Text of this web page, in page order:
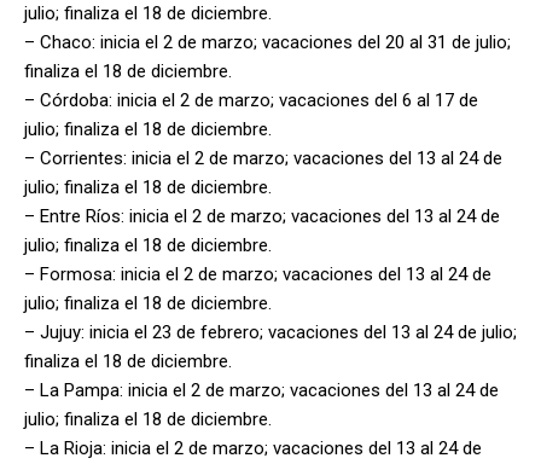
julio; finaliza el 18 de diciembre.
– Chaco: inicia el 2 de marzo; vacaciones del 20 al 31 de julio;
finaliza el 18 de diciembre.
– Córdoba: inicia el 2 de marzo; vacaciones del 6 al 17 de
julio; finaliza el 18 de diciembre.
– Corrientes: inicia el 2 de marzo; vacaciones del 13 al 24 de
julio; finaliza el 18 de diciembre.
– Entre Ríos: inicia el 2 de marzo; vacaciones del 13 al 24 de
julio; finaliza el 18 de diciembre.
– Formosa: inicia el 2 de marzo; vacaciones del 13 al 24 de
julio; finaliza el 18 de diciembre.
– Jujuy: inicia el 23 de febrero; vacaciones del 13 al 24 de julio;
finaliza el 18 de diciembre.
– La Pampa: inicia el 2 de marzo; vacaciones del 13 al 24 de
julio; finaliza el 18 de diciembre.
– La Rioja: inicia el 2 de marzo; vacaciones del 13 al 24 de